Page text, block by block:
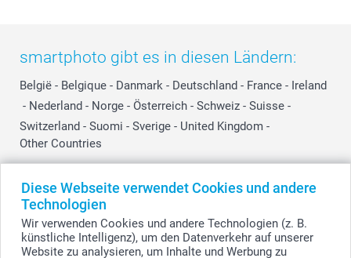
Diese Webseite verwendet Cookies und andere
Technologien
Wir verwenden Cookies und andere Technologien (z. B.
künstliche Intelligenz), um den Datenverkehr auf unserer
Website zu analysieren, um Inhalte und Werbung zu
smartphoto gibt es in diesen Ländern:
België - Belgique - Danmark - Deutschland - France - Ireland
- Nederland - Norge - Österreich - Schweiz - Suisse -
Switzerland - Suomi - Sverige - United Kingdom -
Other Countries
Alle Preise verstehen sich in Schweizer Franken (CHF) inkl. MwSt. und zzgl.